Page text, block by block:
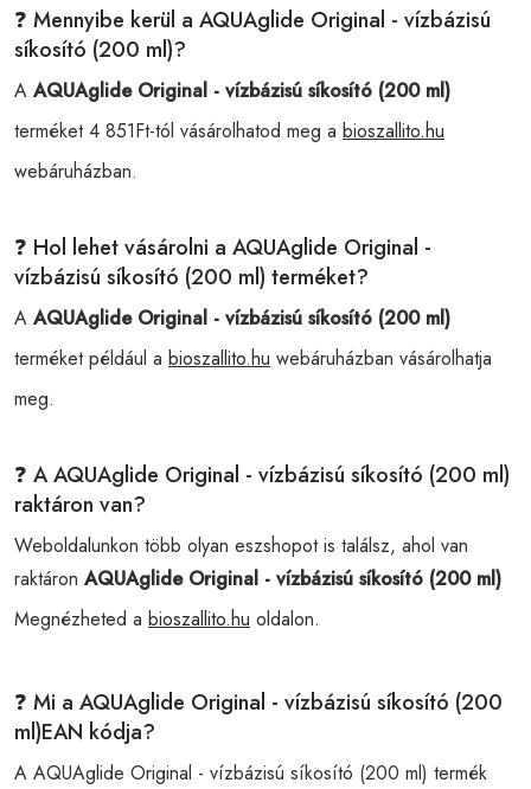
❓ Mennyibe kerül a AQUAglide Original - vízbázisú
síkosító (200 ml)?
A AQUAglide Original - vízbázisú síkosító (200 ml)
terméket 4 851Ft-tól vásárolhatod meg a bioszallito.hu
webáruházban.
❓ Hol lehet vásárolni a AQUAglide Original -
vízbázisú síkosító (200 ml) terméket?
A AQUAglide Original - vízbázisú síkosító (200 ml)
terméket például a bioszallito.hu webáruházban vásárolhatja
meg.
❓ A AQUAglide Original - vízbázisú síkosító (200 ml)
raktáron van?
Weboldalunkon több olyan eszshopot is találsz, ahol van
raktáron AQUAglide Original - vízbázisú síkosító (200 ml)
Megnézheted a bioszallito.hu oldalon.
❓ Mi a AQUAglide Original - vízbázisú síkosító (200
ml)EAN kódja?
A AQUAglide Original - vízbázisú síkosító (200 ml) termék